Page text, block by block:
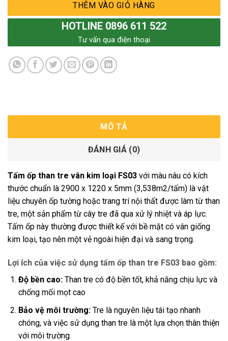
THÊM VÀO GIỎ HÀNG
HOTLINE 0896 611 522
Tư vấn qua điện thoại
MÔ TẢ
ĐÁNH GIÁ (0)
Tấm ốp than tre vân kim loại FS03 với màu nâu có kích
thước chuẩn là 2900 x 1220 x 5mm (3,538m2/tấm) là vật
liệu chuyên ốp tường hoặc trang trí nội thất được làm từ than
tre, một sản phẩm từ cây tre đã qua xử lý nhiệt và áp lực.
Tấm ốp này thường được thiết kế với bề mặt có vân giống
kim loại, tạo nên một vẻ ngoài hiện đại và sang trọng.
Lợi ích của việc sử dụng tấm ốp than tre FS03 bao gồm:
Độ bền cao:Than tre có độ bền tốt, khả năng chịu lực và
chống mối mọt cao
Bảo vệ môi trường:Tre là nguyên liệu tái tạo nhanh
chóng, và việc sử dụng than tre là một lựa chọn thân thiện
với môi trường.